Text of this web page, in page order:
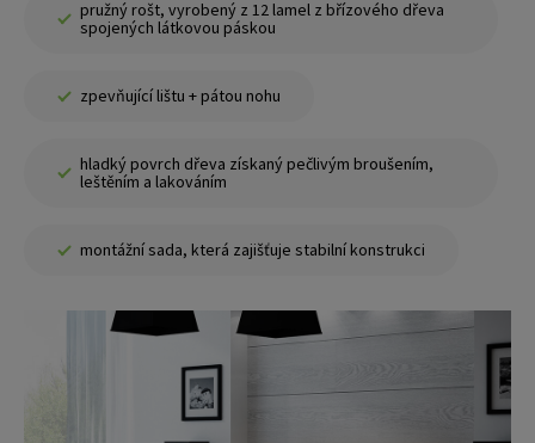
pružný rošt, vyrobený z 12 lamel z břízového dřeva
spojených látkovou páskou
zpevňující lištu + pátou nohu
hladký povrch dřeva získaný pečlivým broušením,
leštěním a lakováním
montážní sada, která zajišťuje stabilní konstrukci